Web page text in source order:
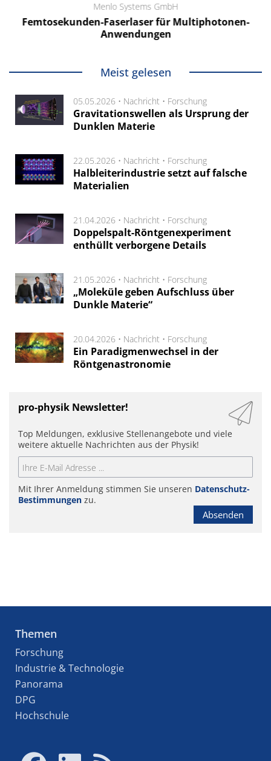
Menlo Systems GmbH
Femtosekunden-Faserlaser für Multiphotonen-
Anwendungen
Meist gelesen
05.05.2026 • Nachricht • Forschung
Gravitationswellen als Ursprung der
Dunklen Materie
22.05.2026 • Nachricht • Forschung
Halbleiterindustrie setzt auf falsche
Materialien
21.04.2026 • Nachricht • Forschung
Doppelspalt-Röntgenexperiment
enthüllt verborgene Details
21.05.2026 • Nachricht • Forschung
„Moleküle geben Aufschluss über
Dunkle Materie“
20.04.2026 • Nachricht • Forschung
Ein Paradigmenwechsel in der
Röntgenastronomie
pro-physik Newsletter!
Top Meldungen, exklusive Stellenangebote und viele
weitere aktuelle Nachrichten aus der Physik!
Mit Ihrer Anmeldung stimmen Sie unseren Datenschutz-
Bestimmungen zu.
Absenden
Themen
Forschung
Industrie & Technologie
Panorama
DPG
Hochschule